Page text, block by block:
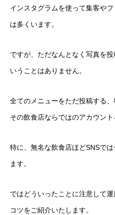
インスタグラムを使って集客や
は多くいます。
ですが、ただなんとなく写真を
いうことはありません。
全てのメニューをただ投稿する、
その飲食店ならではのアカウント
特に、無名な飲食店ほどSNSで
ます。
ではどういったことに注意して
コツをご紹介いたします。